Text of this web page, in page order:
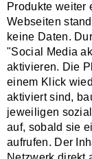
Produkte weiter
Webseiten
keine Daten.
"Social Media
aktivieren. Die
einem Klick
aktiviert sind,
jeweiligen
auf, sobald sie
aufrufen. Der